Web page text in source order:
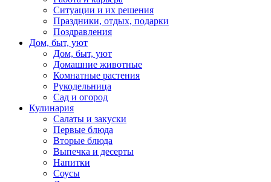
Ситуации и их решения
Праздники, отдых, подарки
Поздравления
Дом, быт, уют
Дом, быт, уют
Домашние животные
Комнатные растения
Рукодельница
Сад и огород
Кулинария
Салаты и закуски
Первые блюда
Вторые блюда
Выпечка и десерты
Напитки
Соусы